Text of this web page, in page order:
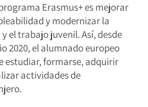
Erasmus+ es mejorar
y modernizar la
el trabajo juvenil. Así, desde
2020, el alumnado europeo
estudiar, formarse, adquirir
actividades de